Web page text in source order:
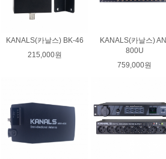
KANALS(카날스) BK-46
215,000원
KANALS(카날스)
800U
759,000원